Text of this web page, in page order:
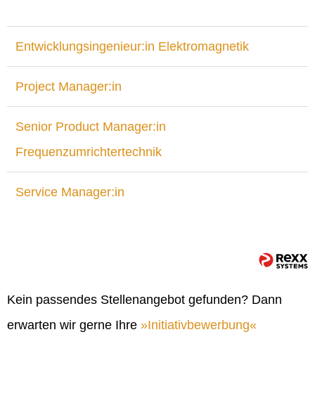
Entwicklungsingenieur:in Elektromagnetik
Project Manager:in
Senior Product Manager:in
Frequenzumrichtertechnik
Service Manager:in
Kein passendes Stellenangebot gefunden? Dann
erwarten wir gerne Ihre
Initiativbewerbung